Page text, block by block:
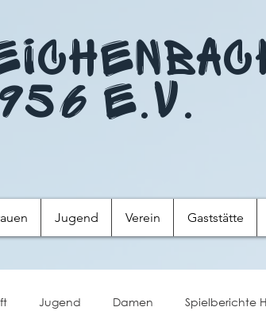
e.V.
Jugend Verein Gaststätte
Jugend Damen Spielberichte